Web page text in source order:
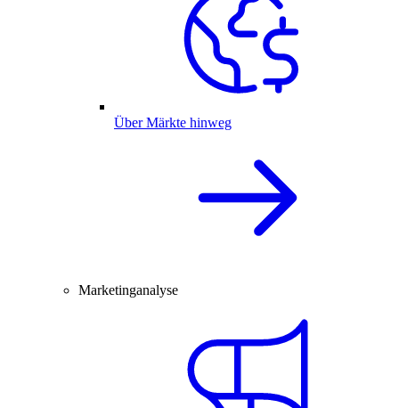
Über Märkte hinweg
Marketinganalyse